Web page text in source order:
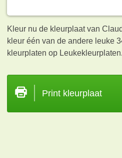
Kleur nu de kleurplaat van
kleur één van de andere leuke
kleurplaten op
Print kleurplaat